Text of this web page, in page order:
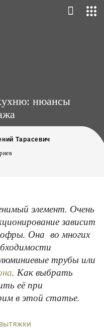
нюансы
Тарасевич
элемент. Очень
зависит
Она во многих
трубы или
. Как выбрать
её при
в этой статье.